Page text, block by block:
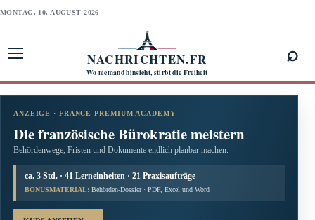
MONTAG, 10. AUGUST 2026
NACHRICHTEN.FR
Wo niemand hinsieht, stirbt die Freiheit
⌕
ANZEIGE · FRANCE PREMIUM ACADEMY
Die französische Bürokratie meistern
Behördenwege, Fristen und Dokumente endlich planbar machen.
ca. 3 Std. · 41 Lerneinheiten · 21 Praxisaufträge
BONUSMATERIAL: Behörden-Dossier · PDF, Excel und Word